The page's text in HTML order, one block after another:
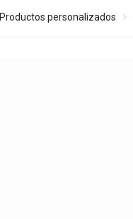
Productos personalizados